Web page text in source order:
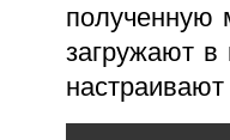
полученную
загружают в